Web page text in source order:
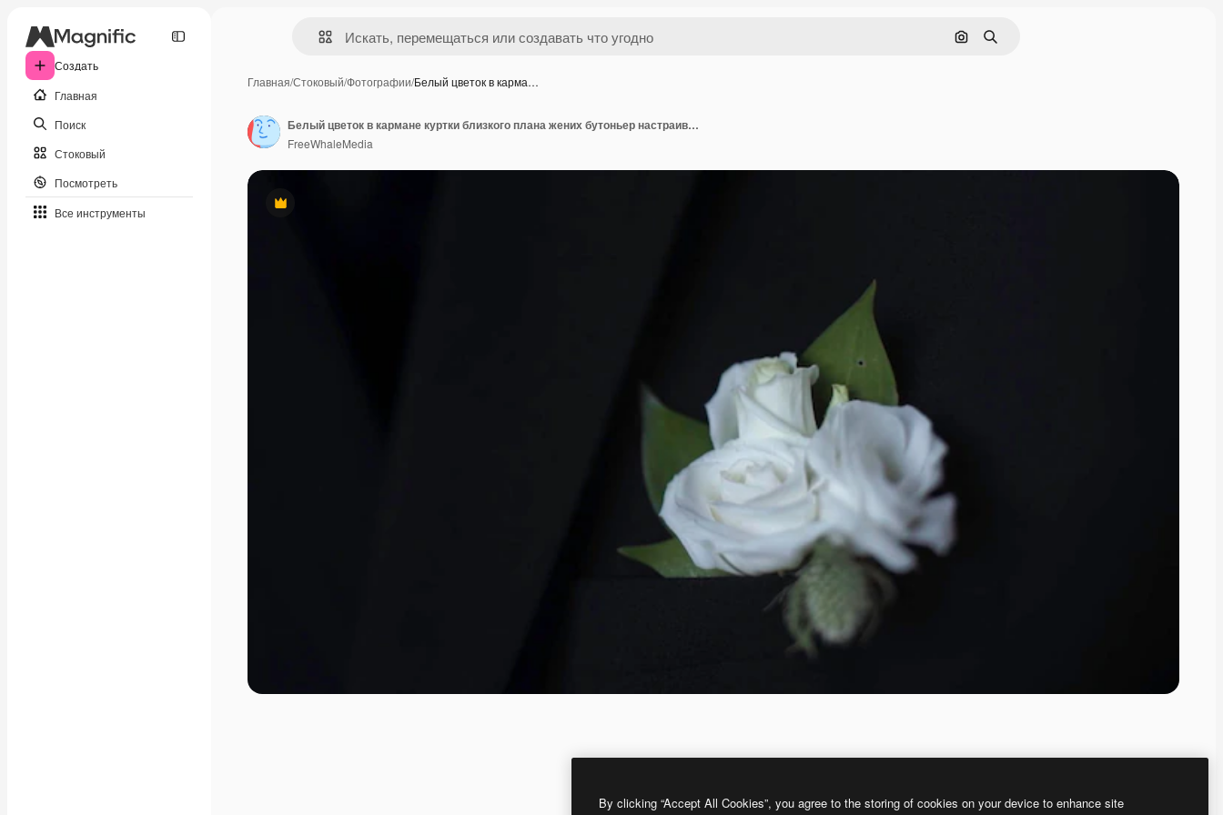
Создать
Главная
Поиск
Стоковый
Посмотреть
Все инструменты
Поиск по изображению
Поиск
Главная/Стоковый/Фотографии/Белый цветок в карма…
Премиум
Белый цветок в кармане куртки близкого плана жених бутоньер настраивает свою руку в карман куртки
FreeWhaleMedia
By clicking “Accept All Cookies”, you agree to the storing of cookies on your device to enhance site